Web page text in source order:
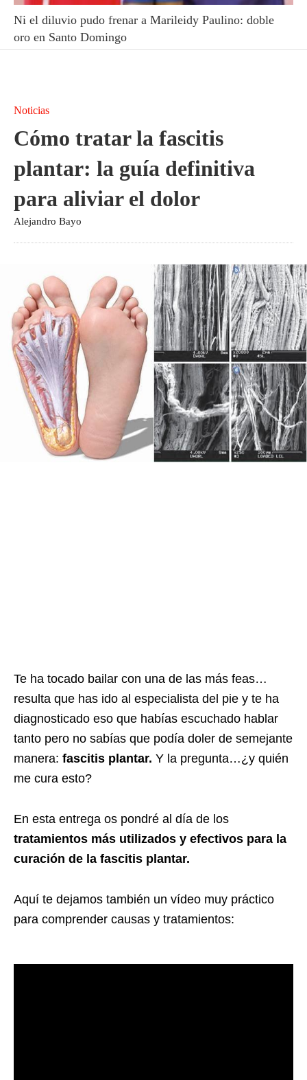
Ni el diluvio pudo frenar a Marileidy Paulino: doble
oro en Santo Domingo